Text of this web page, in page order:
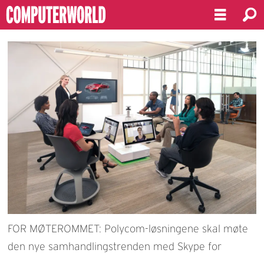
FOR MØTEROMMET: Polycom-løsningene skal møte
den nye samhandlingstrenden med Skype for